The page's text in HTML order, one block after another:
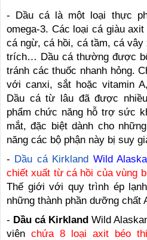
- Dầu cá là một loại thực
omega-3. Các loại cá giàu
cá ngừ, cá hồi, cá tầm, cá
trích… Dầu cá thường được
tránh các thuốc nhanh hỏng.
với canxi, sắt hoặc vitamin
Dầu cá từ lâu đã được
phẩm chức năng hỗ trợ sức
mắt, đặc biệt dành cho
năng các bộ phận này bị suy
- Dầu cá Kirkland Wild
chiết xuất từ cá hồi của vùng
Thế giới với quy trình ép
những thành phần dưỡng chất
- Dầu cá Kirkland Wild
viên chứa 8 loại axit béo